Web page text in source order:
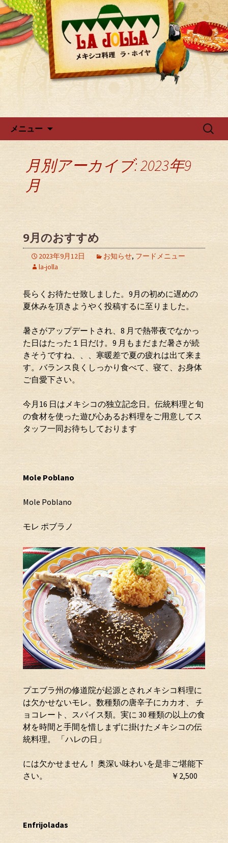
広尾・麻布のメキシカン「ラ・
ホイヤ」
ラ・ホイヤからのお知らせ
メニュー
検
月別アーカイブ: 2023年9
月
9月のおすすめ
2023年9月12日 お知らせ, フードメニュー
la-jolla
長らくお待たせ致しました。9月の初めに遅めの
夏休みを頂きようやく投稿するに至りました。
暑さがアップデートされ、8 月で熱帯夜でなかっ
た日はたった１日だけ。9 月もまだまだ暑さが続
きそうですね、、、寒暖差で夏の疲れは出て来ま
す。バランス良くしっかり食べて、寝て、お身体
ご自愛下さい。
今月16 日はメキシコの独立記念日。伝統料理と旬
の食材を使った遊び心あるお料理をご用意してス
タッフ一同お待ちしております
Mole Poblano
Mole Poblano
モレ ポブラノ
プエブラ州の修道院が起源とされメキシコ料理に
は欠かせないモレ。数種類の唐辛子にカカオ、 チ
ョコレート、スパイス類。実に 30 種類の以上の食
材を時間と手間を惜しまずに掛けたメキシコの伝
統料理。 「ハレの日」
には欠かせません！ 奥深い味わいを是非ご堪能下
さい。 ￥2,500
Enfrijoladas